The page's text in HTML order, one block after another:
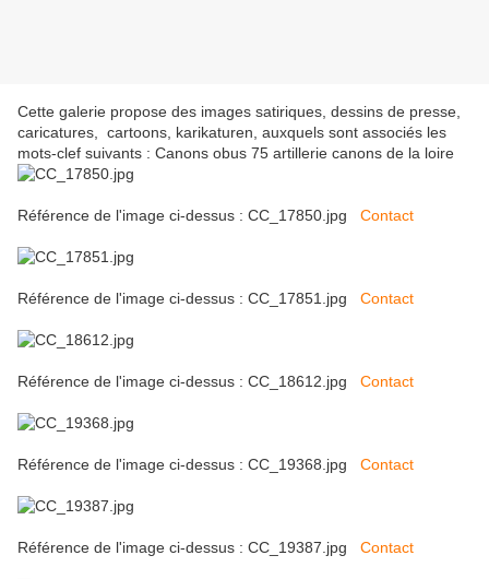
Cette galerie propose des images satiriques, dessins de presse,
caricatures, cartoons, karikaturen, auxquels sont associés les
mots-clef suivants : Canons obus 75 artillerie canons de la loire
Référence de l'image ci-dessus : CC_17850.jpg Contact
Référence de l'image ci-dessus : CC_17851.jpg Contact
Référence de l'image ci-dessus : CC_18612.jpg Contact
Référence de l'image ci-dessus : CC_19368.jpg Contact
Référence de l'image ci-dessus : CC_19387.jpg Contact